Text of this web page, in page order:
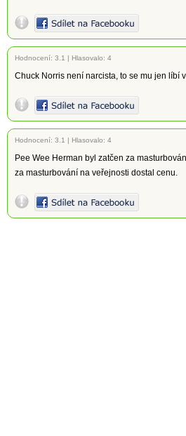
Hodnocení: 3.1 | Hlasovalo: 4
Chuck Norris není narcista, to se mu jen líbí
Hodnocení: 3.1 | Hlasovalo: 4
Pee Wee Herman byl zatčen za
za masturbování na veřejnosti dostal cenu.